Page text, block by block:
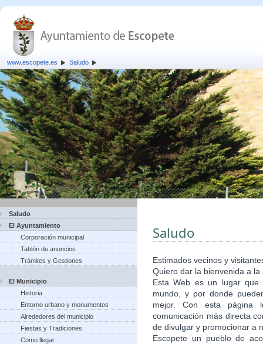
www.escopete.es Saludo
Saludo
El Ayuntamiento
Corporación municipal
Tablón de anuncios
Trámites y Gestiones
El Municipio
Historia
Entorno urbano y monumentos
Alrededores del municipio
Fiestas y Tradiciones
Como llegar
Saludo
Estimados vecinos y
Quiero dar la bienvenida a
Esta Web es un lugar
mundo, y por donde
mejor. Con esta página
comunicación más directa
de divulgar y promocionar a
Escopete un pueblo de